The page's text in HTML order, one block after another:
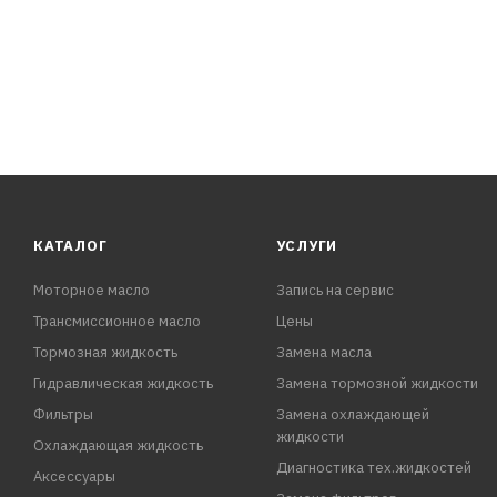
КАТАЛОГ
Моторное масло
Трансмиссионное масло
Тормозная жидкость
Гидравлическая жидкость
Фильтры
Охлаждающая жидкость
Аксессуары
УСЛУГИ
Запись на сервис
Цены
Замена масла
Замена тормозной жидкости
Замена охлаждающей
жидкости
Диагностика тех.жидкостей